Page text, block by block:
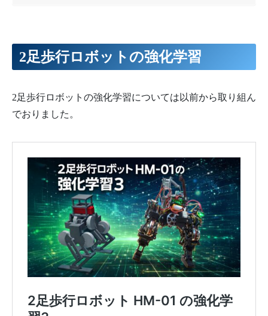
2足歩行ロボットの強化学習
2足歩行ロボットの強化学習については以前から取り組ん
でおりました。